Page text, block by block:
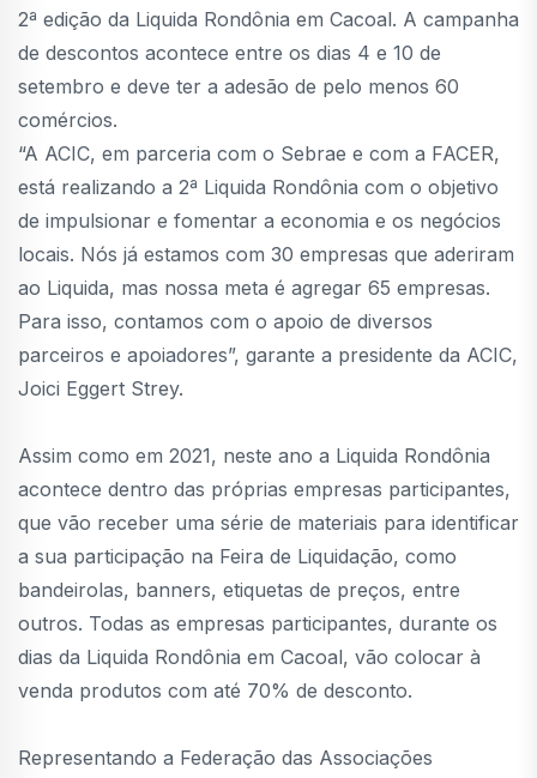
2ª edição da Liquida Rondônia em Cacoal. A campanha
de descontos acontece entre os dias 4 e 10 de
setembro e deve ter a adesão de pelo menos 60
comércios.
“A ACIC, em parceria com o Sebrae e com a FACER,
está realizando a 2ª Liquida Rondônia com o objetivo
de impulsionar e fomentar a economia e os negócios
locais. Nós já estamos com 30 empresas que aderiram
ao Liquida, mas nossa meta é agregar 65 empresas.
Para isso, contamos com o apoio de diversos
parceiros e apoiadores”, garante a presidente da ACIC,
Joici Eggert Strey.
Assim como em 2021, neste ano a Liquida Rondônia
acontece dentro das próprias empresas participantes,
que vão receber uma série de materiais para identificar
a sua participação na Feira de Liquidação, como
bandeirolas, banners, etiquetas de preços, entre
outros. Todas as empresas participantes, durante os
dias da Liquida Rondônia em Cacoal, vão colocar à
venda produtos com até 70% de desconto.
Representando a Federação das Associações